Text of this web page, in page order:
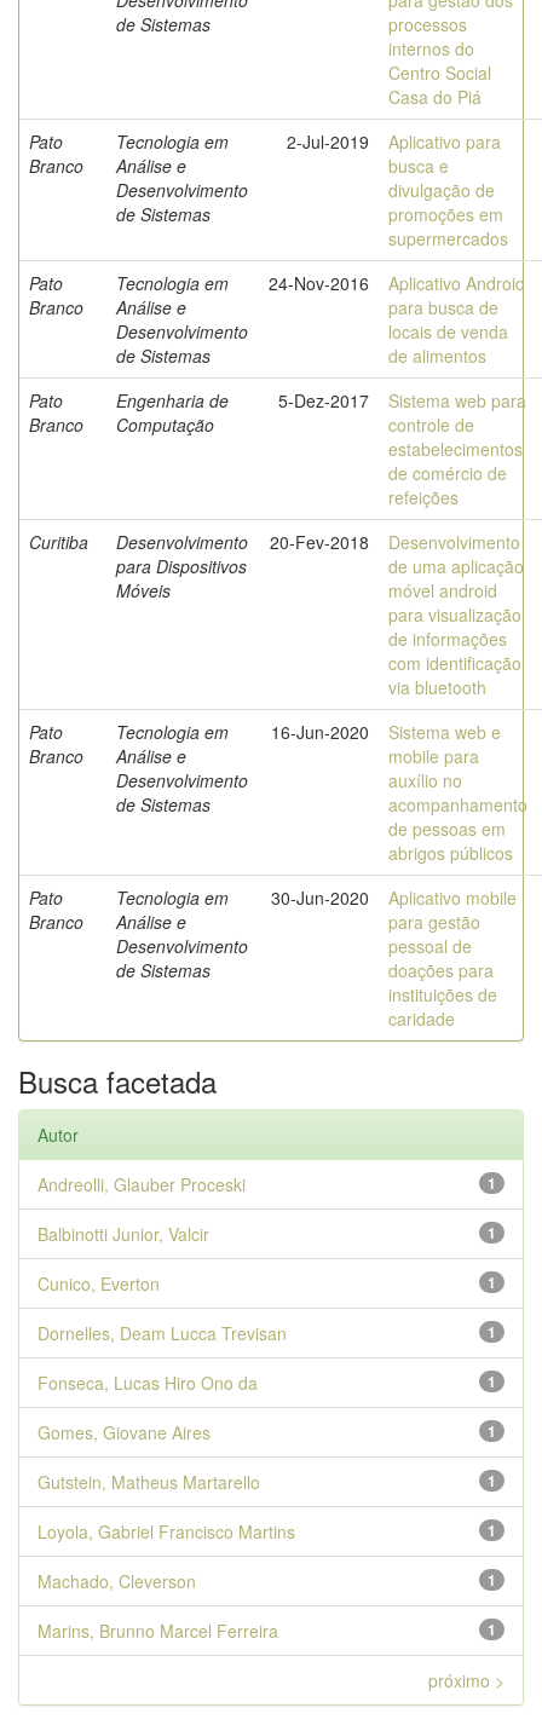
de Sistemas
processos
internos do
Centro Social
Casa do Piá
Pato
Branco
Tecnologia em
Análise e
Desenvolvimento
de Sistemas
2-Jul-2019
Aplicativo para
busca e
divulgação de
promoções em
supermercados
Pato
Branco
Tecnologia em
Análise e
Desenvolvimento
de Sistemas
24-Nov-2016
Aplicativo Android
para busca de
locais de venda
de alimentos
Pato
Branco
Engenharia de
Computação
5-Dez-2017
Sistema web para
controle de
estabelecimentos
de comércio de
refeições
Curitiba
Desenvolvimento
para Dispositivos
Móveis
20-Fev-2018
Desenvolvimento
de uma aplicação
móvel android
para visualização
de informações
com identificação
via bluetooth
Pato
Branco
Tecnologia em
Análise e
Desenvolvimento
de Sistemas
16-Jun-2020
Sistema web e
mobile para
auxílio no
acompanhamento
de pessoas em
abrigos públicos
Pato
Branco
Tecnologia em
Análise e
Desenvolvimento
de Sistemas
30-Jun-2020
Aplicativo mobile
para gestão
pessoal de
doações para
instituições de
caridade
Busca facetada
Autor
1
Andreolli, Glauber Proceski
1
Balbinotti Junior, Valcir
1
Cunico, Everton
1
Dornelles, Deam Lucca Trevisan
1
Fonseca, Lucas Hiro Ono da
1
Gomes, Giovane Aires
1
Gutstein, Matheus Martarello
1
Loyola, Gabriel Francisco Martins
1
Machado, Cleverson
1
Marins, Brunno Marcel Ferreira
próximo >